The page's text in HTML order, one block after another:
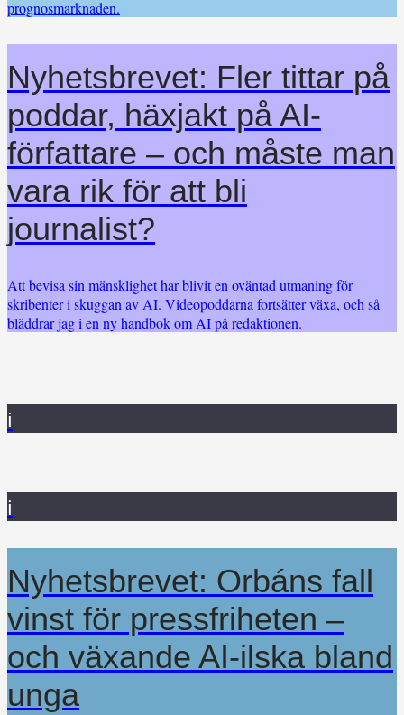
prognosmarknaden.
Nyhetsbrevet: Fler tittar på
poddar, häxjakt på AI-
författare – och måste man
vara rik för att bli
journalist?
Att bevisa sin mänsklighet har blivit en oväntad utmaning för
skribenter i skuggan av AI. Videopoddarna fortsätter växa, och så
bläddrar jag i en ny handbok om AI på redaktionen.
i
i
Nyhetsbrevet: Orbáns fall
vinst för pressfriheten –
och växande AI-ilska bland
unga